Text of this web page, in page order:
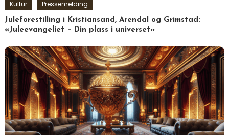
Kultur Pressemelding
Juleforestilling i Kristiansand, Arendal og Grimstad:
«Juleevangeliet – Din plass i universet»